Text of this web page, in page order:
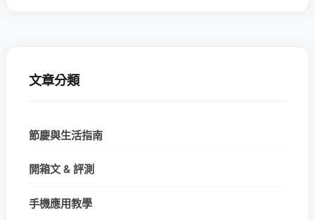
文章分類
節慶與生活指南
開箱文 & 評測
手機應用教學